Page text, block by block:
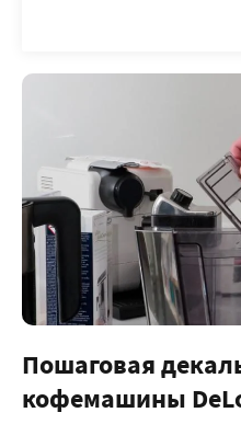
Пошаговая
кофемашины